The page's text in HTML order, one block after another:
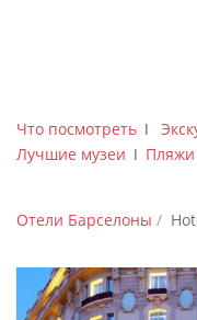
Что посмотреть ǀ
Лучшие музеи ǀ Пляжи
Отели Барселоны